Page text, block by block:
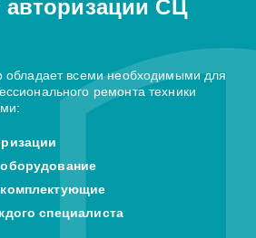
авторизации СЦ
обладает всеми необходимыми для
ремонта техники
специалиста